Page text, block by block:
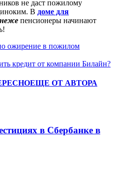
не даст пожилому
В доме для
пенсионеры начинают
ожирение в пожилом
кредит от компании Билайн?
ЕЩЕ ОТ АВТОРА
в Сбербанке в